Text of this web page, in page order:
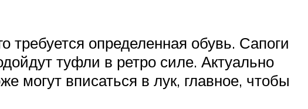
требуется определенная обувь. Сапоги
туфли в ретро силе. Актуально
могут вписаться в лук, главное, чтобы